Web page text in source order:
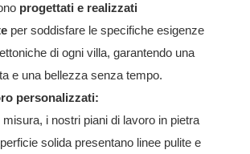
progettati e realizzati
per soddisfare le specifiche esigenze
di ogni villa, garantendo una
e una bellezza senza tempo.
personalizzati:
i nostri piani di lavoro in pietra
solida presentano linee pulite e